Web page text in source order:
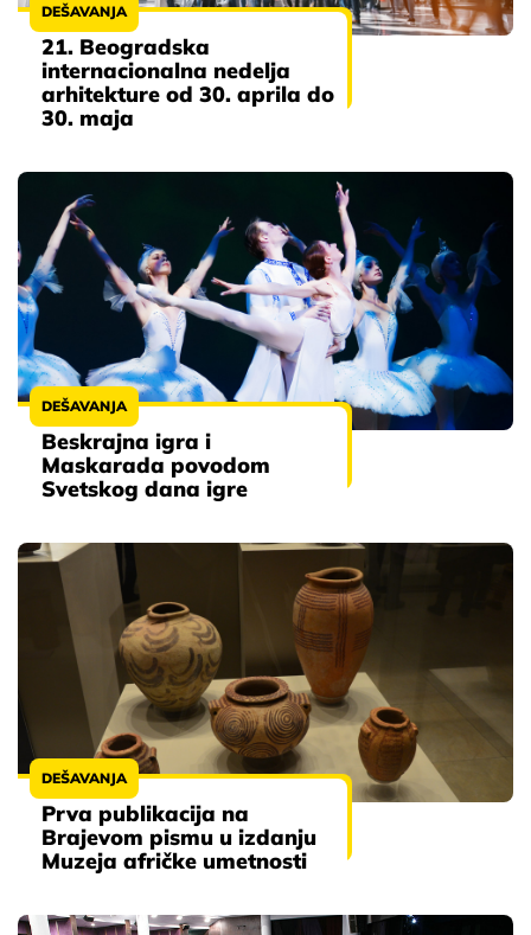
DEŠAVANJA
21. Beogradska
internacionalna nedelja
arhitekture od 30. aprila do
30. maja
DEŠAVANJA
Beskrajna igra i
Maskarada povodom
Svetskog dana igre
DEŠAVANJA
Prva publikacija na
Brajevom pismu u izdanju
Muzeja afričke umetnosti